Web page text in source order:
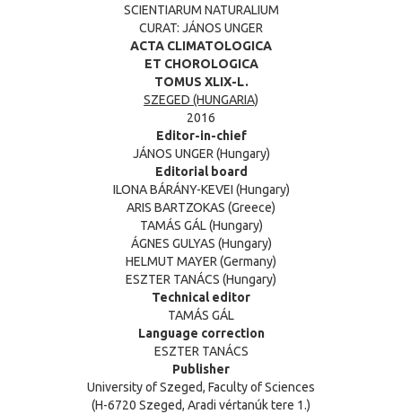
SCIENTIARUM NATURALIUM
CURAT: JÁNOS UNGER
ACTA CLIMATOLOGICA
ET CHOROLOGICA
TOMUS XLIX-L.
SZEGED (HUNGARIA)
2016
Editor-in-chief
JÁNOS UNGER (Hungary)
Editorial board
ILONA BÁRÁNY-KEVEI (Hungary)
ARIS BARTZOKAS (Greece)
TAMÁS GÁL (Hungary)
ÁGNES GULYAS (Hungary)
HELMUT MAYER (Germany)
ESZTER TANÁCS (Hungary)
Technical editor
TAMÁS GÁL
Language correction
ESZTER TANÁCS
Publisher
University of Szeged, Faculty of Sciences
(H-6720 Szeged, Aradi vértanúk tere 1.)